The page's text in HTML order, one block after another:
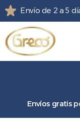
Envío de 2 a 5
Envíos gratis